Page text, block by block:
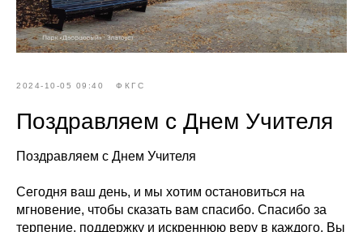
2024-10-05 09:40 ФКГС
Поздравляем с Днем Учителя
Поздравляем с Днем Учителя
Сегодня ваш день, и мы хотим остановиться на
мгновение, чтобы сказать вам спасибо. Спасибо за
терпение, поддержку и искреннюю веру в каждого. Вы